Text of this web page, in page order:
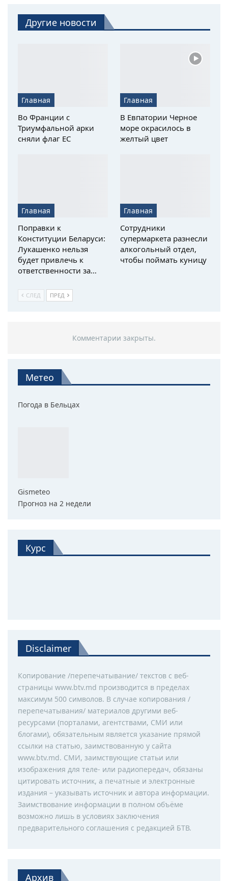
Другие новости
Главная
Во Франции с
Триумфальной арки
сняли флаг ЕС
Главная
В Евпатории Черное
море окрасилось в
желтый цвет
Главная
Поправки к
Конституции Беларуси:
Лукашенко нельзя
будет привлечь к
ответственности за…
Главная
Сотрудники
супермаркета разнесли
алкогольный отдел,
чтобы поймать куницу
СЛЕД ПРЕД
Комментарии закрыты.
Метео
Погода в Бельцах
Gismeteo
Прогноз на 2 недели
Курс
Disclaimer
Копирование /перепечатывание/ текстов с веб-
страницы www.btv.md производится в пределах
максимум 500 символов. В случае копирования /
перепечатывания/ материалов другими веб-
ресурсами (порталами, агентствами, СМИ или
блогами), обязательным является указание прямой
ссылки на статью, заимствованную у сайта
www.btv.md. СМИ, заимствующие статьи или
изображения для теле- или радиопередач, обязаны
цитировать источник, а печатные и электронные
издания – указывать источник и автора информации.
Заимствование информации в полном объёме
возможно лишь в условиях заключения
предварительного соглашения с редакцией БТВ.
Архив